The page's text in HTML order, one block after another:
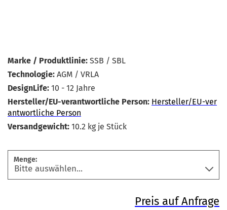
Marke / Produktlinie: SSB / SBL
Technologie: AGM / VRLA
DesignLife: 10 - 12 Jahre
Hersteller/EU-verantwortliche Person: Hersteller/EU-ver
antwortliche Person
Versandgewicht: 10.2 kg je Stück
Menge:
Preis auf Anfrage